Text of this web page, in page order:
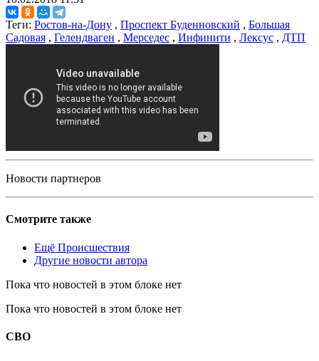
Теги: Ростов-на-Дону , Проспект Буденновский , Большая
Садовая , Гелендваген , Мерседес , Инфинити , Лексус , ДТП
Новости партнеров
Смотрите также
Ещё Происшествия
Другие новости автора
Пока что новостей в этом блоке нет
Пока что новостей в этом блоке нет
СВО